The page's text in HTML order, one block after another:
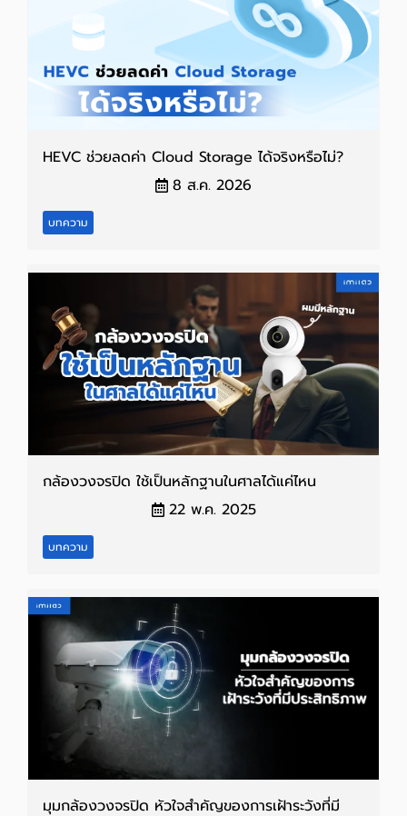
HEVC ช่วยลดค่า Cloud Storage ได้จริงหรือไม่?
8 ส.ค. 2026
บทความ
กล้องวงจรปิด ใช้เป็นหลักฐานในศาลได้แค่ไหน
22 พ.ค. 2025
บทความ
มุมกล้องวงจรปิด หัวใจสำคัญของการเฝ้าระวังที่มี